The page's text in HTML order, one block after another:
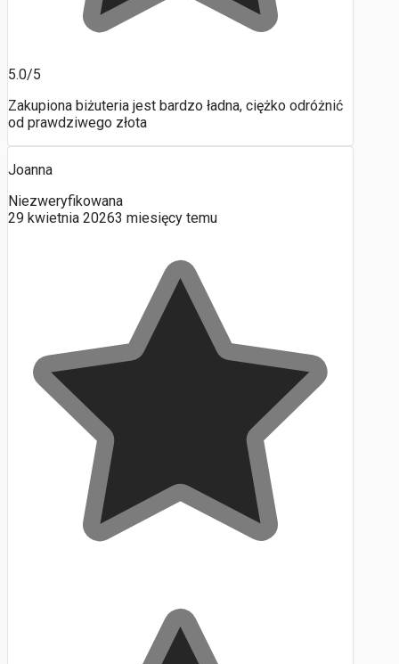
5.0/5
Zakupiona biżuteria jest bardzo ładna, ciężko odróżnić
od prawdziwego złota
Joanna
Niezweryfikowana
29 kwietnia 20263 miesięcy temu